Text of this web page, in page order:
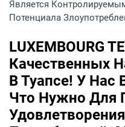
Является
Потенциала
LUXEMBOURG
Качественных
В Туапсе! У Нас
Что Нужно Для